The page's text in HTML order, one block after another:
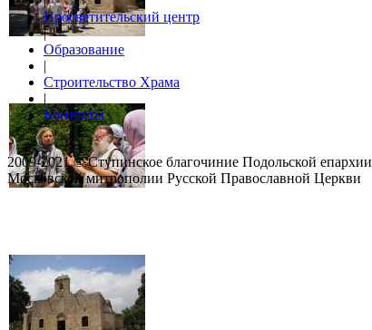
Просветительский центр
|
Образование
|
Строительство Храма
|
Контакты
2009-2021 © Ступинское благочиние Подольской епархии
Московской митрополии Русской Православной Церкви